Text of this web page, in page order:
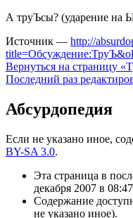
А труЪсы? (ударение на
Источник — http://
Вернуться на страницу
Последний раз
Абсурдопедия
Если не указано иное,
BY-SA 3.0.
Эта страница в
декабря 2007 в
Содержание
не указано иное).